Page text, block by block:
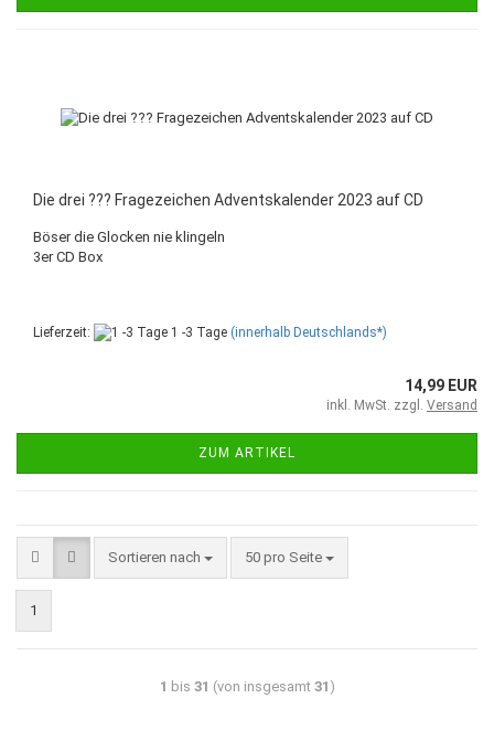
Die drei ??? Fragezeichen Adventskalender 2023 auf CD
Böser die Glocken nie klingeln
3er CD Box
Lieferzeit: 1 -3 Tage (innerhalb Deutschlands*)
14,99 EUR
inkl. MwSt. zzgl. Versand
ZUM ARTIKEL
Sortieren nach 50 pro Seite
1
1 bis 31 (von insgesamt 31 )